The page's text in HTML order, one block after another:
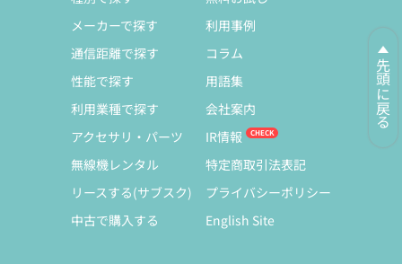
先頭に戻る
メーカーで探す
通信距離で探す
性能で探す
利用業種で探す
アクセサリ・パーツ
無線機レンタル
リースする(サブスク)
中古で購入する
利用事例
コラム
用語集
会社案内
IR情報
特定商取引法表記
プライバシーポリシー
English Site